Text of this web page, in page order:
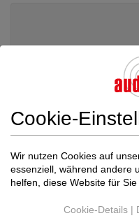
Cookie-
Wir nutzen Cookies auf
essenziell, während andere
helfen, diese Website für
Cookie-Details |